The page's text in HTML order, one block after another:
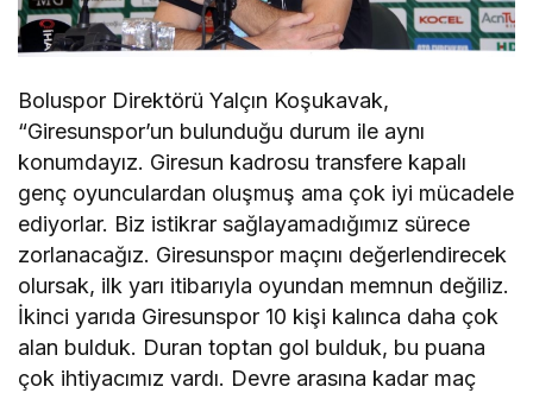
Boluspor Direktörü Yalçın Koşukavak,
“Giresunspor’un bulunduğu durum ile aynı
konumdayız. Giresun kadrosu transfere kapalı
genç oyunculardan oluşmuş ama çok iyi mücadele
ediyorlar. Biz istikrar sağlayamadığımız sürece
zorlanacağız. Giresunspor maçını değerlendirecek
olursak, ilk yarı itibarıyla oyundan memnun değiliz.
İkinci yarıda Giresunspor 10 kişi kalınca daha çok
alan bulduk. Duran toptan gol bulduk, bu puana
çok ihtiyacımız vardı. Devre arasına kadar maç